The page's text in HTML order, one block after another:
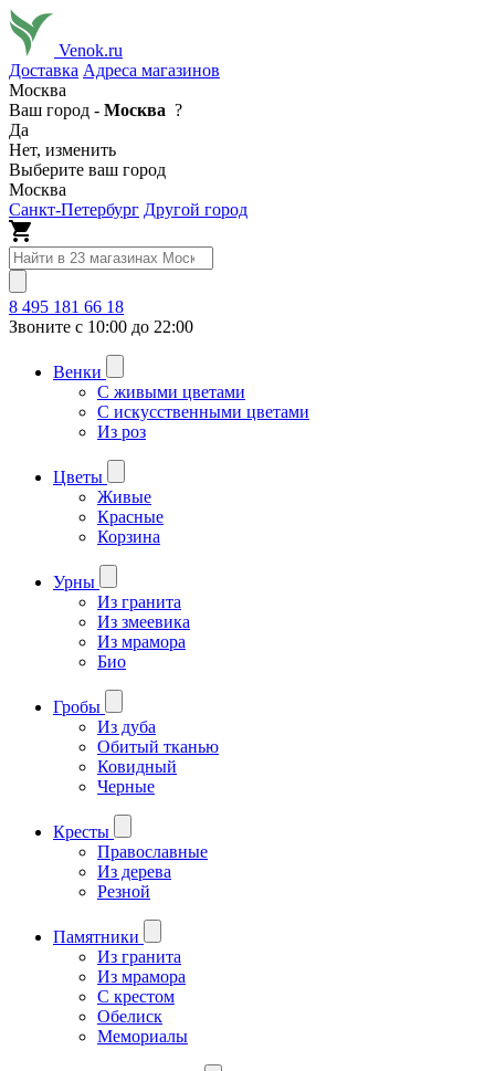
Venok.ru
Доставка Адреса магазинов
Москва
Ваш город - Москва ?
Да
Нет, изменить
Выберите ваш город
Москва
Санкт-Петербург Другой город
8 495 181 66 18
Звоните с 10:00 до 22:00
Венки
С живыми цветами
С искусственными цветами
Из роз
Цветы
Живые
Красные
Корзина
Урны
Из гранита
Из змеевика
Из мрамора
Био
Гробы
Из дуба
Обитый тканью
Ковидный
Черные
Кресты
Православные
Из дерева
Резной
Памятники
Из гранита
Из мрамора
С крестом
Обелиск
Мемориалы